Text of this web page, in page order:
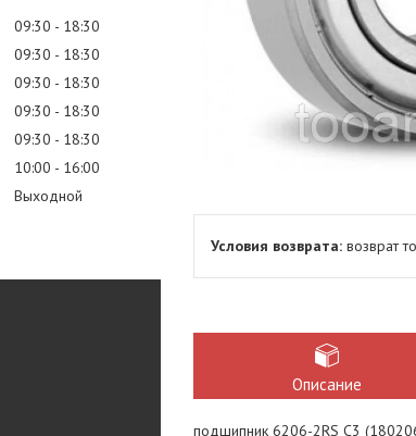
09:30
18:30
09:30
18:30
09:30
18:30
09:30
18:30
09:30
18:30
10:00
16:00
Выходной
возврат
Описание
подшипник 6206-2RS С3